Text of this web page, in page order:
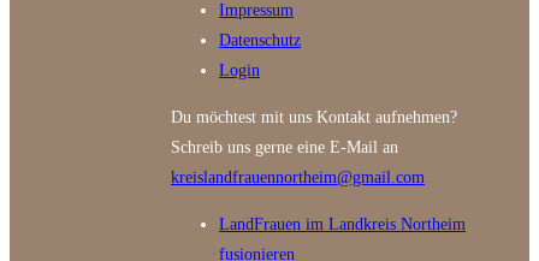
Impressum
Datenschutz
Login
Du möchtest mit uns Kontakt aufnehmen?
Schreib uns gerne eine E-Mail an
kreislandfrauennortheim@gmail.com
LandFrauen im Landkreis Northeim
fusionieren